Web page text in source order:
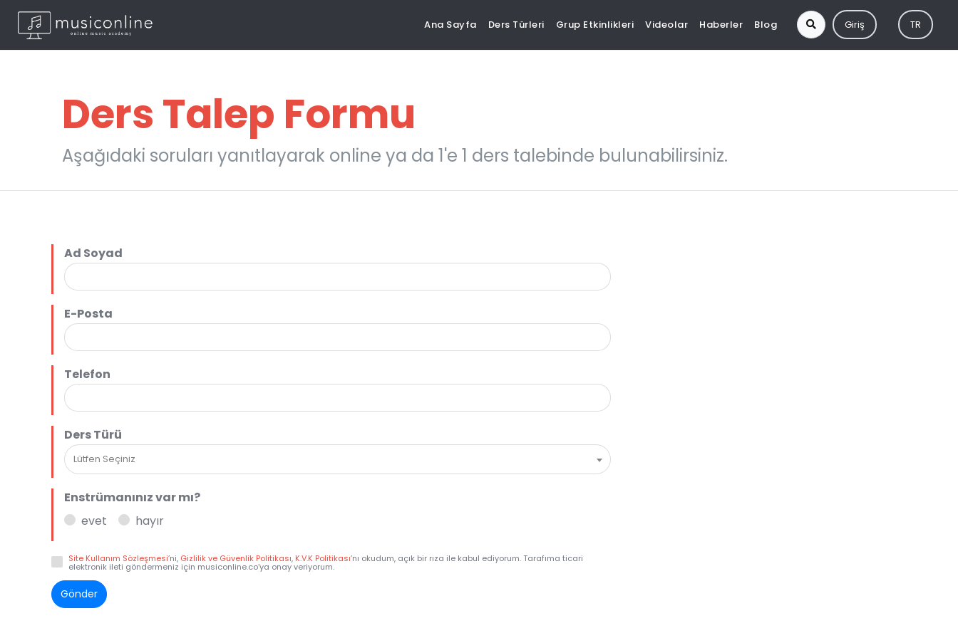
Ana Sayfa Ders Türleri Grup Etkinlikleri Videolar Haberler Blog Giriş TR
Ders Talep Formu
Aşağıdaki soruları yanıtlayarak online ya da 1'e 1 ders talebinde bulunabilirsiniz.
Ad Soyad
E-Posta
Telefon
Ders Türü
Lütfen Seçiniz
Enstrümanınız var mı?
evet
hayır
Site Kullanım Sözleşmesi’ni, Gizlilik ve Güvenlik Politikası, K.V.K Politikası’nı okudum, açık bir rıza ile kabul ediyorum. Tarafıma ticari
elektronik ileti göndermeniz için musiconline.co’ya onay veriyorum.
Gönder